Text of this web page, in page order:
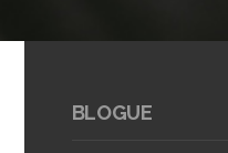
BLOGUE